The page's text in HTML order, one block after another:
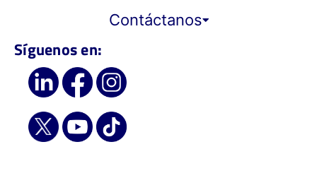
Contáctanos
Síguenos en: